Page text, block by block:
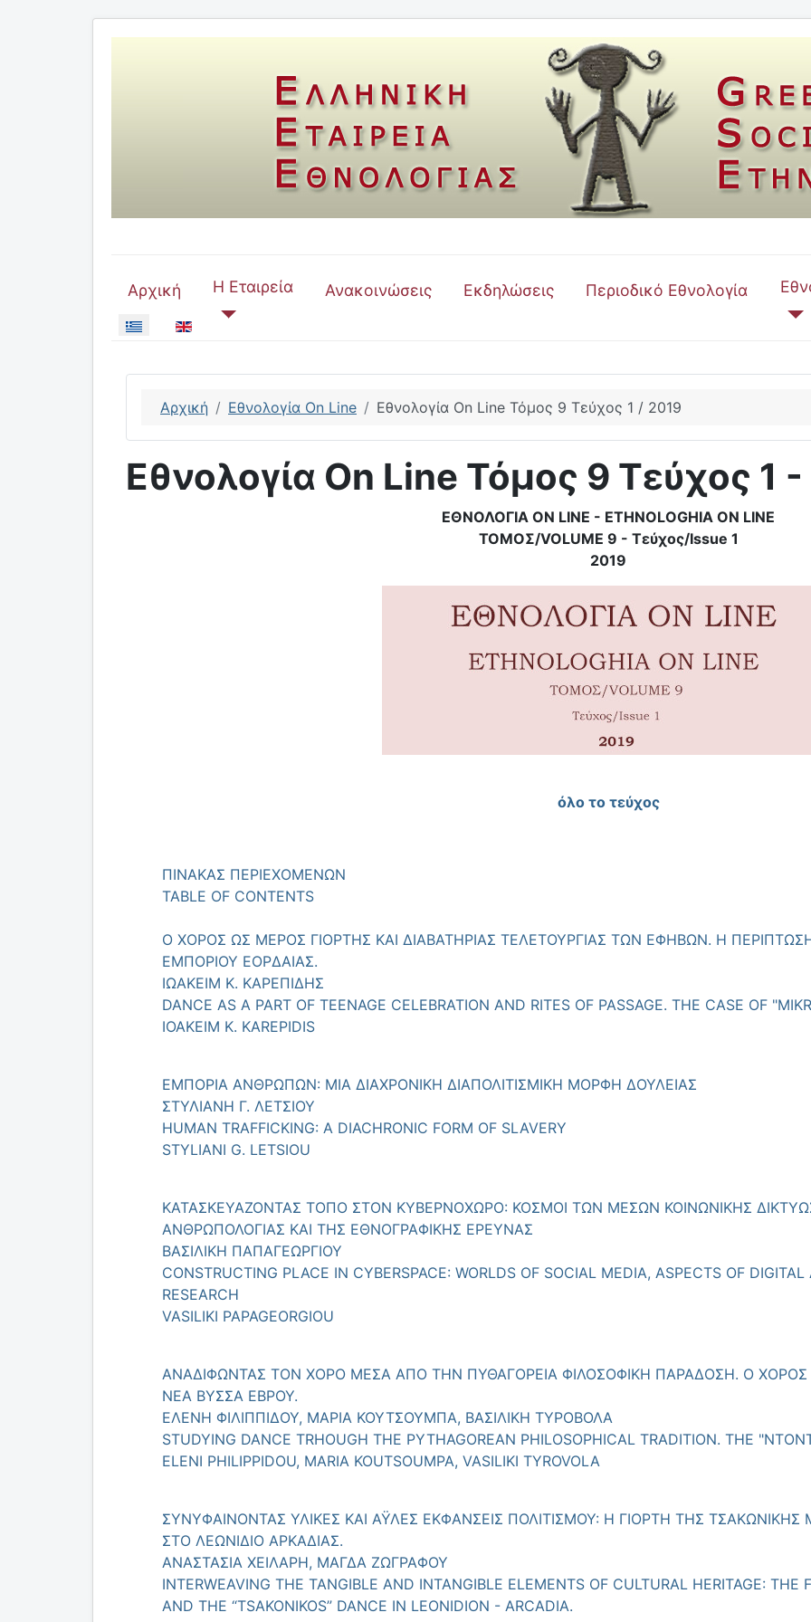
Αρχική Η Εταιρεία Ανακοινώσεις Εκδηλώσεις Περιοδικό Εθνολογία
Επιλέξτε τη γλώσσα σας
Αρχική Εθνολογία On Line Εθνολογία On Line Τόμος 9 Τεύχος 1 / 2019
Εθνολογία On Line Τόμος 9 Τεύχος 1
ΕΘΝΟΛΟΓΙΑ ON LINE - ETHNOLOGHIA ON LINE
ΤΟΜΟΣ/VOLUME 9 - Τεύχος/Issue 1
2019
όλο το τεύχος
ΠΙΝΑΚΑΣ ΠΕΡΙΕΧΟΜΕΝΩΝ
TABLE OF CONTENTS
Ο ΧΟΡΟΣ ΩΣ ΜΕΡΟΣ ΓΙΟΡΤΗΣ ΚΑΙ ΔΙΑΒΑΤΗΡΙΑΣ ΤΕΛΕΤΟΥΡΓΙΑΣ ΤΩΝ ΕΦΗΒΩΝ. Η
ΕΜΠΟΡΙΟΥ ΕΟΡΔΑΙΑΣ.
ΙΩΑΚΕΙΜ Κ. ΚΑΡΕΠΙΔΗΣ
DANCE AS A PART OF TEENAGE CELEBRATION AND RITES OF PASSAGE. THE CASE OF
IOAKEIM K. KAREPIDIS
ΕΜΠΟΡΙΑ ΑΝΘΡΩΠΩΝ: ΜΙΑ ΔΙΑΧΡΟΝΙΚΗ ΔΙΑΠΟΛΙΤΙΣΜΙΚΗ ΜΟΡΦΗ ΔΟΥΛΕΙΑΣ
ΣΤΥΛΙΑΝΗ Γ. ΛΕΤΣΙΟΥ
HUMAN TRAFFICKING: A DIACHRONIC FORM OF SLAVERY
STYLIANI G. LETSIOU
ΚΑΤΑΣΚΕΥΑΖΟΝΤΑΣ ΤΟΠΟ ΣΤΟΝ ΚΥΒΕΡΝΟΧΩΡΟ: ΚΟΣΜΟΙ ΤΩΝ ΜΕΣΩΝ ΚΟΙΝΩΝΙΚΗΣ
ΑΝΘΡΩΠΟΛΟΓΙΑΣ ΚΑΙ ΤΗΣ ΕΘΝΟΓΡΑΦΙΚΗΣ ΕΡΕΥΝΑΣ
ΒΑΣΙΛΙΚΗ ΠΑΠΑΓΕΩΡΓΙΟΥ
CONSTRUCTING PLACE IN CYBERSPACE: WORLDS OF SOCIAL MEDIA, ASPECTS OF
RESEARCH
VASILIKI PAPAGEORGIOU
ΑΝΑΔΙΦΩΝΤΑΣ ΤΟΝ ΧΟΡΟ ΜΕΣΑ ΑΠΟ ΤΗΝ ΠΥΘΑΓΟΡΕΙΑ ΦΙΛΟΣΟΦΙΚΗ ΠΑΡΑΔΟΣΗ. Ο
ΝΕΑ ΒΥΣΣΑ ΕΒΡΟΥ.
ΕΛΕΝΗ ΦΙΛΙΠΠΙΔΟΥ, ΜΑΡΙΑ ΚΟΥΤΣΟΥΜΠΑ, ΒΑΣΙΛΙΚΗ ΤΥΡΟΒΟΛΑ
STUDYING DANCE TRHOUGH THE PYTHAGOREAN PHILOSOPHICAL TRADITION. THE
ELENI PHILIPPIDOU, MARIA KOUTSOUMPA, VASILIKI TYROVOLA
ΣΥΝΥΦΑΙΝΟΝΤΑΣ ΥΛΙΚΕΣ ΚΑΙ ΑΫΛΕΣ ΕΚΦΑΝΣΕΙΣ ΠΟΛΙΤΙΣΜΟΥ: Η ΓΙΟΡΤΗ ΤΗΣ
ΣΤΟ ΛΕΩΝΙΔΙΟ ΑΡΚΑΔΙΑΣ.
ΑΝΑΣΤΑΣΙΑ ΧΕΙΛΑΡΗ, ΜΑΓΔΑ ΖΩΓΡΑΦΟΥ
INTERWEAVING THE TANGIBLE AND INTANGIBLE ELEMENTS OF CULTURAL HERITAGE: THE
AND THE “TSAKONIKOS” DANCE IN LEONIDION - ARCADIA.